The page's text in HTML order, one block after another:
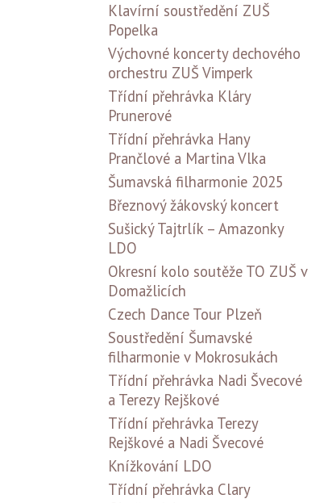
Klavírní soustředění ZUŠ
Popelka
Výchovné koncerty dechového
orchestru ZUŠ Vimperk
Třídní přehrávka Kláry
Prunerové
Třídní přehrávka Hany
Prančlové a Martina Vlka
Šumavská filharmonie 2025
Březnový žákovský koncert
Sušický Tajtrlík – Amazonky
LDO
Okresní kolo soutěže TO ZUŠ v
Domažlicích
Czech Dance Tour Plzeň
Soustředění Šumavské
filharmonie v Mokrosukách
Třídní přehrávka Nadi Švecové
a Terezy Rejškové
Třídní přehrávka Terezy
Rejškové a Nadi Švecové
Knížkování LDO
Třídní přehrávka Clary